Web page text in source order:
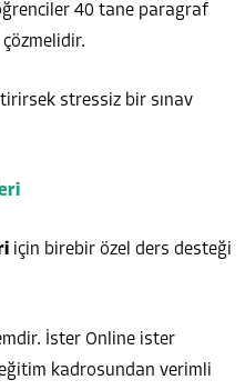
40 tane paragraf
stressiz bir sınav
için birebir özel ders desteği
İster Online ister
kadrosundan verimli